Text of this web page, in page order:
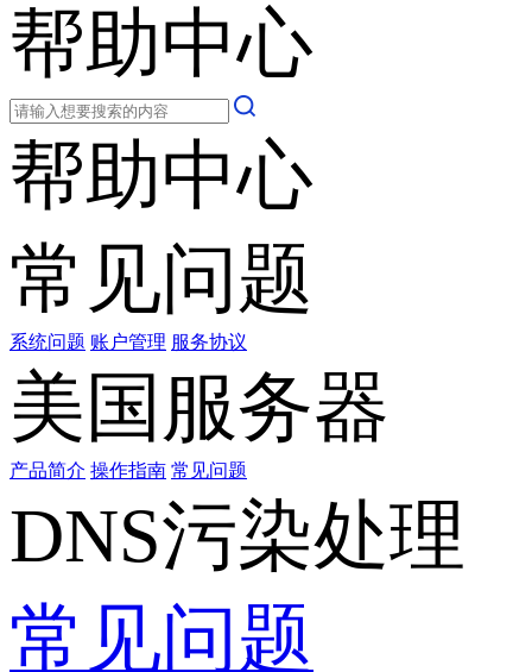
帮助中心
帮助中心
常见问题
系统问题 账户管理 服务协议
美国服务器
产品简介 操作指南 常见问题
DNS污染处理
常见问题